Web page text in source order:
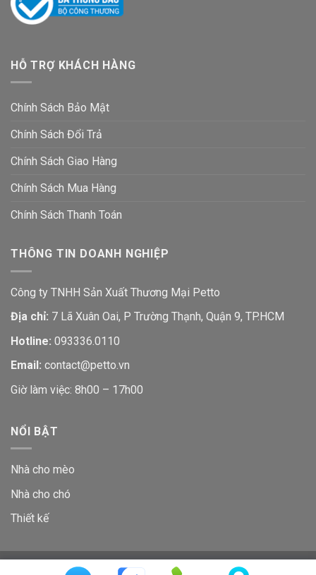
HỖ TRỢ KHÁCH HÀNG
Chính Sách Bảo Mật
Chính Sách Đổi Trả
Chính Sách Giao Hàng
Chính Sách Mua Hàng
Chính Sách Thanh Toán
THÔNG TIN DOANH NGHIỆP
Công ty TNHH Sản Xuất Thương Mại Petto
Địa chỉ: 7 Lã Xuân Oai, P Trường Thạnh, Quận 9, TP.HCM
Hotline: 093336.0110
Email: contact@petto.vn
Giờ làm việc: 8h00 – 17h00
NỔI BẬT
Nhà cho mèo
Nhà cho chó
Thiết kế
GIỚI THIỆU LIÊN HỆ